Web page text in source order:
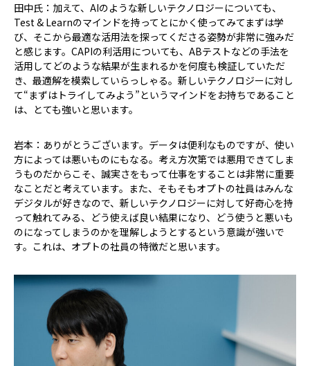
田中氏：加えて、AIのような新しいテクノロジーについても、
Test & Learnのマインドを持ってとにかく使ってみてまずは学
び、そこから最適な活用法を探ってくださる姿勢が非常に強みだ
と感じます。CAPIの利活用についても、ABテストなどの手法を
活用してどのような結果が生まれるかを何度も検証していただ
き、最適解を模索していらっしゃる。新しいテクノロジーに対し
て“まずはトライしてみよう”というマインドをお持ちであること
は、とても強いと思います。
岩本：ありがとうございます。データは便利なものですが、使い
方によっては悪いものにもなる。考え方次第では悪用できてしま
うものだからこそ、誠実さをもって仕事をすることは非常に重要
なことだと考えています。また、そもそもオプトの社員はみんな
デジタルが好きなので、新しいテクノロジーに対して好奇心を持
って触れてみる、どう使えば良い結果になり、どう使うと悪いも
のになってしまうのかを理解しようとするという意識が強いで
す。これは、オプトの社員の特徴だと思います。